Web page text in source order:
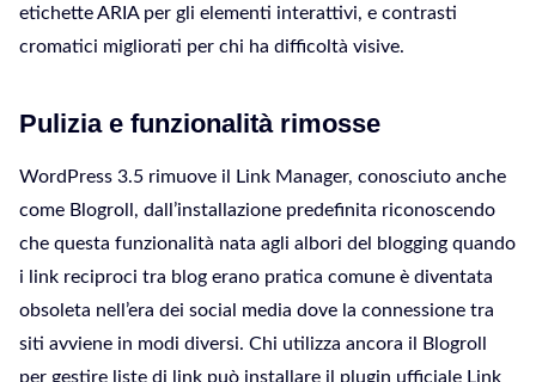
etichette ARIA per gli elementi interattivi, e contrasti
cromatici migliorati per chi ha difficoltà visive.
Pulizia e funzionalità rimosse
WordPress 3.5 rimuove il Link Manager, conosciuto anche
come Blogroll, dall’installazione predefinita riconoscendo
che questa funzionalità nata agli albori del blogging quando
i link reciproci tra blog erano pratica comune è diventata
obsoleta nell’era dei social media dove la connessione tra
siti avviene in modi diversi. Chi utilizza ancora il Blogroll
per gestire liste di link può installare il plugin ufficiale Link